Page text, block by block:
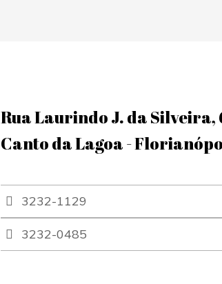
Rua Laurindo J. da Silveira,
Canto da Lagoa -
3232-1129
3232-0485